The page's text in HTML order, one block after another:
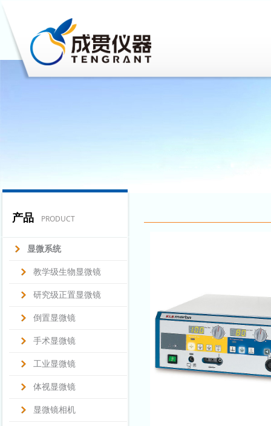
产品 PRODUCT
显微系统
教学级生物显微镜
研究级正置显微镜
倒置显微镜
手术显微镜
工业显微镜
体视显微镜
显微镜相机